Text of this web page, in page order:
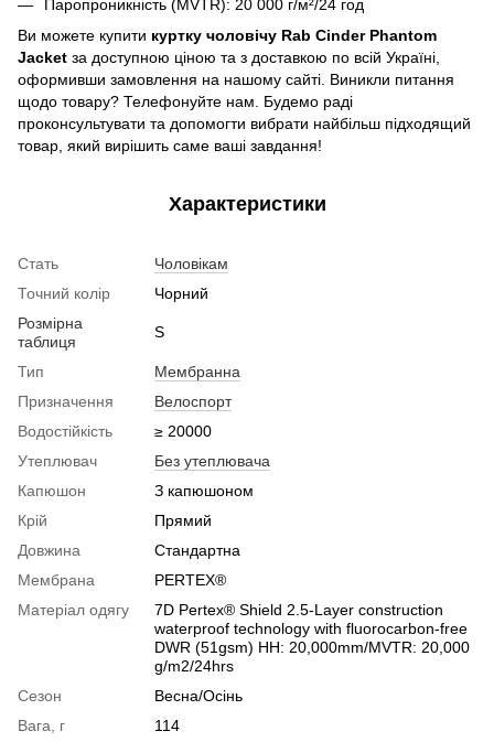
Паропроникність (MVTR): 20 000 г/м²/24 год
Ви можете купити куртку чоловічу Rab Cinder Phantom
Jacket за доступною ціною та з доставкою по всій Україні,
оформивши замовлення на нашому сайті. Виникли питання
щодо товару? Телефонуйте нам. Будемо раді
проконсультувати та допомогти вибрати найбільш підходящий
товар, який вирішить саме ваші завдання!
Характеристики
Стать
Чоловікам
Точний колір
Чорний
Розмірна
таблиця
S
Тип
Мембранна
Призначення
Велоспорт
Водостійкість
≥ 20000
Утеплювач
Без утеплювача
Капюшон
З капюшоном
Крій
Прямий
Довжина
Стандартна
Мембрана
PERTEX®
Матеріал одягу
7D Pertex® Shield 2.5-Layer construction
waterproof technology with fluorocarbon-free
DWR (51gsm) HH: 20,000mm/MVTR: 20,000
g/m2/24hrs
Сезон
Весна/Осінь
Вага, г
114